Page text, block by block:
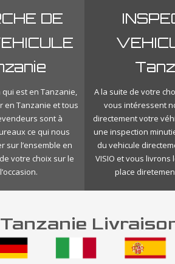
DE
est en Tanzanie,
en Tanzanie et tous
sont à
ce qui nous
sur l’ensemble en
votre choix sur le
A la suite de votre
vous intéressent
directement votre
une inspection
du vehicule
VISIO et vous
place